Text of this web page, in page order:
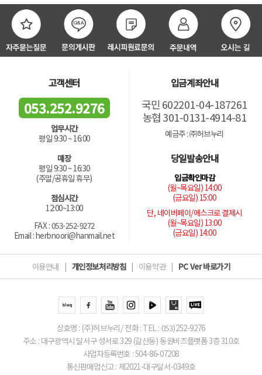
고객센터
053.252.9276
업무시간
평일 9:30 ~ 16:00
매장
평일 9:30 ~ 16:30
(주말/공휴일 휴무)
점심시간
12:00~13:00
FAX : 053-252-9272
Email : herbnoori@hanmail.net
입금계좌안내
국민 602201-04-187261
농협 301-0131-4914-81
예금주 : ㈜허브누리
당일발송안내
입금확인마감
(월~목요일) 14:00
(금요일) 15:00
단, 네이버페이/에스크로 결제시
(월~목요일) 13:00
(금요일) 14:00
이용안내 | 개인정보처리방침 | 이용약관 | PC Ver 바로가기
상호명 : (주)허브누리/ 전화 : TEL : 053)252-9276
주소 : 대구광역시 달서구 성서로 329 (갈산동) 동원비즈플랫폼 3층 310호
사업자등록번호 : 504-86-07208
통신판매업신고 : 제2021-대구달서-0349호